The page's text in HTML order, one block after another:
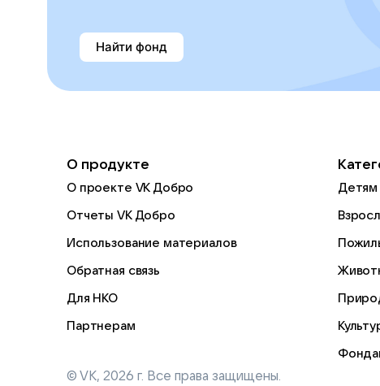
Найти фонд
О продукте
О проекте VK Добро
Отчеты VK Добро
Использование материалов
Обратная связь
Для НКО
Партнерам
Детям
© VK, 2026 г. Все права защищены.